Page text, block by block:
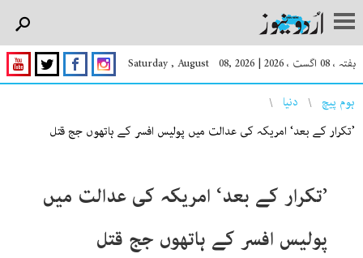
ہفتہ ، 08 اگست ، 2026 |
Saturday , August 08, 2026
You are here
ہوم پیچ
دنیا
’تکرار کے بعد‘ امریکہ کی عدالت میں پولیس افسر کے ہاتھوں جج قتل
’تکرار کے بعد‘ امریکہ کی عدالت میں
پولیس افسر کے ہاتھوں جج قتل